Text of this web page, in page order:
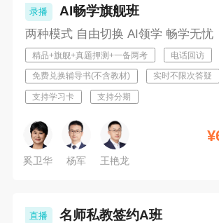
录播
AI畅学旗舰班
两种模式 自由切换 AI领学 畅学无忧
精品+旗舰+真题押测+一备两考 电话回访
免费兑换辅导书(不含教材) 实时不限次答疑
支持学习卡 支持分期
奚卫华 杨军 王艳龙
¥
直播 名师私教签约A班